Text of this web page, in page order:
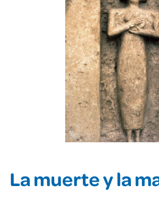
La muerte y la